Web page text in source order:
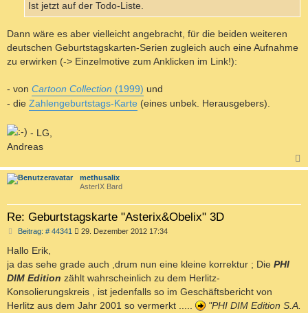
Ist jetzt auf der Todo-Liste.
Dann wäre es aber vielleicht angebracht, für die beiden weiteren
deutschen Geburtstagskarten-Serien zugleich auch eine Aufnahme
zu erwirken (-> Einzelmotive zum Anklicken im Link!):
- von Cartoon Collection (1999) und
- die Zahlengeburtstags-Karte (eines unbek. Herausgebers).
- LG,
Andreas
a
methusalix
AsterIX Bard
Re: Geburtstagskarte "Asterix&Obelix" 3D
Beitrag: # 44341 B
r
a
g
29. Dezember 2012 17:34
Hallo Erik,
ja das sehe grade auch ,drum nun eine kleine korrektur ; Die PHI
DIM Edition zählt wahrscheinlich zu dem Herlitz-
Konsolierungskreis , ist jedenfalls so im Geschäftsbericht von
Herlitz aus dem Jahr 2001 so vermerkt .....
"PHI DIM Edition S.A.